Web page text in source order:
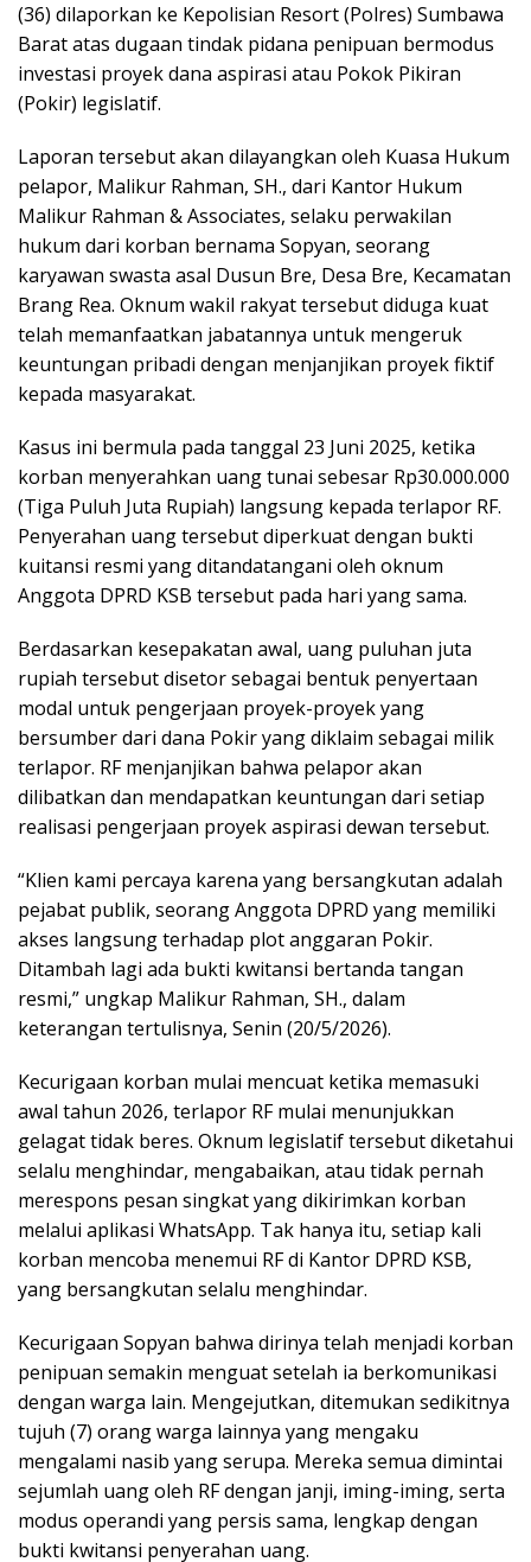
(36) dilaporkan ke Kepolisian Resort (Polres) Sumbawa
Barat atas dugaan tindak pidana penipuan bermodus
investasi proyek dana aspirasi atau Pokok Pikiran
(Pokir) legislatif.
Laporan tersebut akan dilayangkan oleh Kuasa Hukum
pelapor, Malikur Rahman, SH., dari Kantor Hukum
Malikur Rahman & Associates, selaku perwakilan
hukum dari korban bernama Sopyan, seorang
karyawan swasta asal Dusun Bre, Desa Bre, Kecamatan
Brang Rea. Oknum wakil rakyat tersebut diduga kuat
telah memanfaatkan jabatannya untuk mengeruk
keuntungan pribadi dengan menjanjikan proyek fiktif
kepada masyarakat.
Kasus ini bermula pada tanggal 23 Juni 2025, ketika
korban menyerahkan uang tunai sebesar Rp30.000.000
(Tiga Puluh Juta Rupiah) langsung kepada terlapor RF.
Penyerahan uang tersebut diperkuat dengan bukti
kuitansi resmi yang ditandatangani oleh oknum
Anggota DPRD KSB tersebut pada hari yang sama.
Berdasarkan kesepakatan awal, uang puluhan juta
rupiah tersebut disetor sebagai bentuk penyertaan
modal untuk pengerjaan proyek-proyek yang
bersumber dari dana Pokir yang diklaim sebagai milik
terlapor. RF menjanjikan bahwa pelapor akan
dilibatkan dan mendapatkan keuntungan dari setiap
realisasi pengerjaan proyek aspirasi dewan tersebut.
“Klien kami percaya karena yang bersangkutan adalah
pejabat publik, seorang Anggota DPRD yang memiliki
akses langsung terhadap plot anggaran Pokir.
Ditambah lagi ada bukti kwitansi bertanda tangan
resmi,” ungkap Malikur Rahman, SH., dalam
keterangan tertulisnya, Senin (20/5/2026).
Kecurigaan korban mulai mencuat ketika memasuki
awal tahun 2026, terlapor RF mulai menunjukkan
gelagat tidak beres. Oknum legislatif tersebut diketahui
selalu menghindar, mengabaikan, atau tidak pernah
merespons pesan singkat yang dikirimkan korban
melalui aplikasi WhatsApp. Tak hanya itu, setiap kali
korban mencoba menemui RF di Kantor DPRD KSB,
yang bersangkutan selalu menghindar.
Kecurigaan Sopyan bahwa dirinya telah menjadi korban
penipuan semakin menguat setelah ia berkomunikasi
dengan warga lain. Mengejutkan, ditemukan sedikitnya
tujuh (7) orang warga lainnya yang mengaku
mengalami nasib yang serupa. Mereka semua dimintai
sejumlah uang oleh RF dengan janji, iming-iming, serta
modus operandi yang persis sama, lengkap dengan
bukti kwitansi penyerahan uang.